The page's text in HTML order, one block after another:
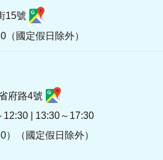
15號
國定假日除外）
府路4號
| 13:30～17:30
）（國定假日除外）